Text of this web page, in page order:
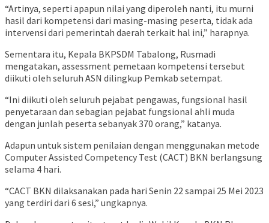
“Artinya, seperti apapun nilai yang diperoleh nanti, itu murni
hasil dari kompetensi dari masing-masing peserta, tidak ada
intervensi dari pemerintah daerah terkait hal ini,” harapnya.
Sementara itu, Kepala BKPSDM Tabalong, Rusmadi
mengatakan, assessment pemetaan kompetensi tersebut
diikuti oleh seluruh ASN dilingkup Pemkab setempat.
“Ini diikuti oleh seluruh pejabat pengawas, fungsional hasil
penyetaraan dan sebagian pejabat fungsional ahli muda
dengan junlah peserta sebanyak 370 orang,” katanya.
Adapun untuk sistem penilaian dengan menggunakan metode
Computer Assisted Competency Test (CACT) BKN berlangsung
selama 4 hari.
“CACT BKN dilaksanakan pada hari Senin 22 sampai 25 Mei 2023
yang terdiri dari 6 sesi,” ungkapnya.